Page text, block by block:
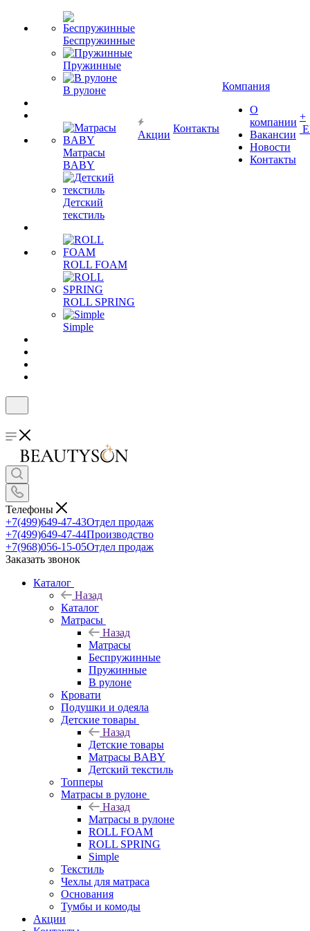
Беспружинные
Пружинные
В рулоне
Матрасы
BABY
Детский
текстиль
ROLL FOAM
ROLL SPRING
Simple
Акции
Контакты
Компания
О
компании
Вакансии
Новости
Контакты
+
Телефоны
+7(499)649-47-43Отдел продаж
+7(499)649-47-44Производство
+7(968)056-15-05Отдел продаж
Заказать звонок
Каталог
Назад
Каталог
Матрасы
Назад
Матрасы
Беспружинные
Пружинные
В рулоне
Кровати
Подушки и одеяла
Детские товары
Назад
Детские товары
Матрасы BABY
Детский текстиль
Топперы
Матрасы в рулоне
Назад
Матрасы в рулоне
ROLL FOAM
ROLL SPRING
Simple
Текстиль
Чехлы для матраса
Основания
Тумбы и комоды
Акции